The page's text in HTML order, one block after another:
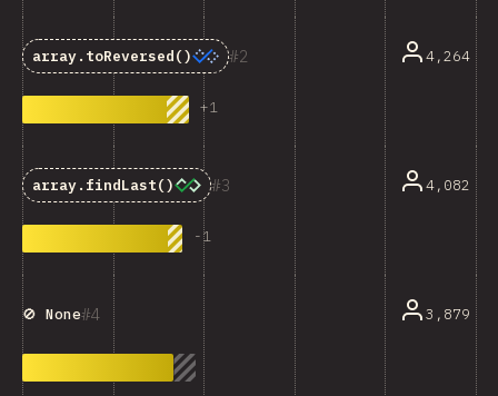
2
array.toReversed()
+1
4,264
3
array.findLast()
-1
4,082
4
🚫 None 3,879